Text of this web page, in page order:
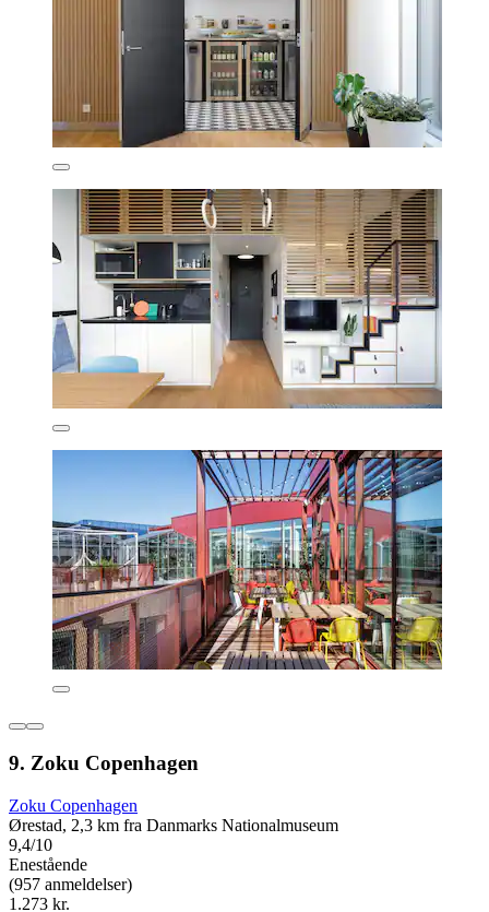
9. Zoku Copenhagen
Zoku Copenhagen
Ørestad, 2,3 km fra Danmarks Nationalmuseum
9,4/10
Enestående
(957 anmeldelser)
1.273 kr.